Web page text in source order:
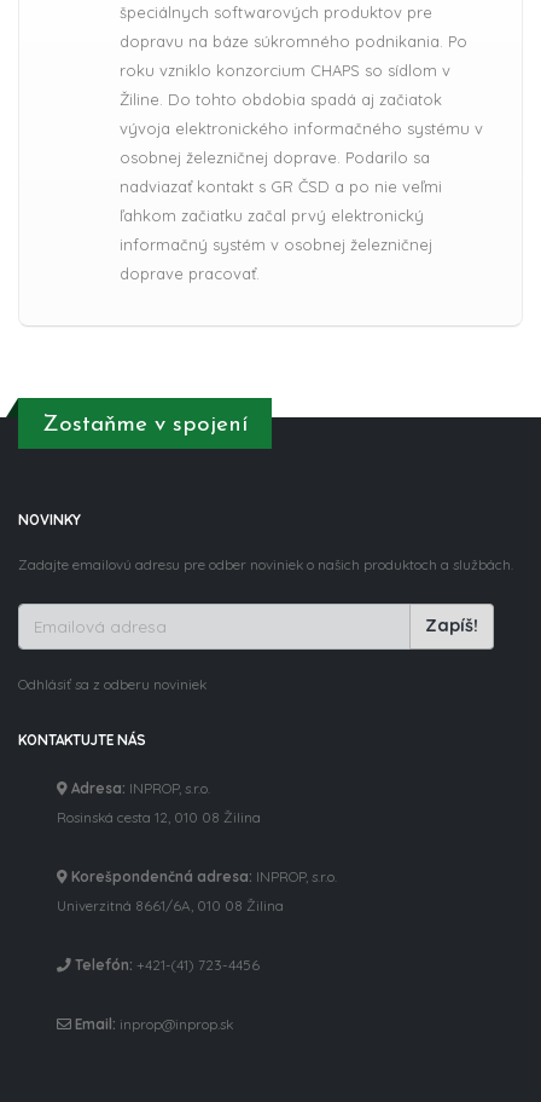
špeciálnych softwarových produktov pre
dopravu na báze súkromného podnikania. Po
roku vzniklo konzorcium CHAPS so sídlom v
Žiline. Do tohto obdobia spadá aj začiatok
vývoja elektronického informačného systému v
osobnej železničnej doprave. Podarilo sa
nadviazať kontakt s GR ČSD a po nie veľmi
ľahkom začiatku začal prvý elektronický
informačný systém v osobnej železničnej
doprave pracovať.
Zostaňme v spojení
NOVINKY
Zadajte emailovú adresu pre odber noviniek o našich produktoch a službách.
Zapíš!
Odhlásiť sa z odberu noviniek
KONTAKTUJTE NÁS
Adresa: INPROP, s.r.o.
Rosinská cesta 12, 010 08 Žilina
Korešpondenčná adresa: INPROP, s.r.o.
Univerzitná 8661/6A, 010 08 Žilina
Telefón: +421-(41) 723-4456
Email: inprop@inprop.sk